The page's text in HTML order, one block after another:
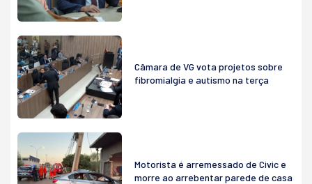
Câmara de VG vota projetos sobre
fibromialgia e autismo na terça
Motorista é arremessado de Civic e
morre ao arrebentar parede de casa